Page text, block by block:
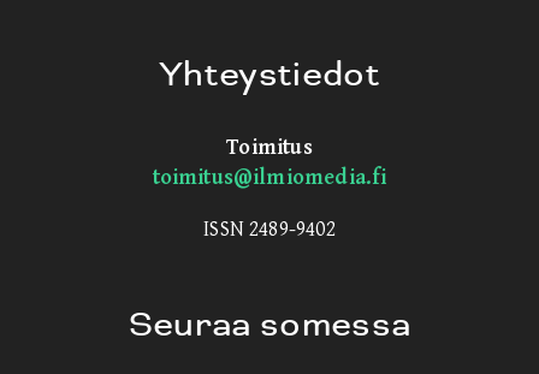
Yhteystiedot
Toimitus
toimitus@ilmiomedia.fi
ISSN 2489-9402
Seuraa somessa